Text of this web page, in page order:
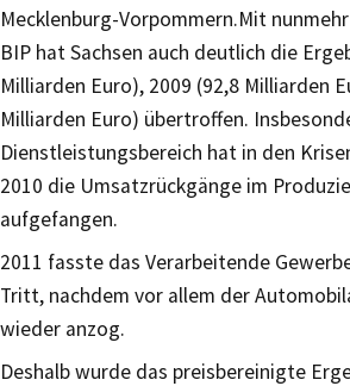
Mecklenburg-Vorpommern.Mit
BIP hat Sachsen auch deutlich die
Milliarden Euro), 2009 (92,8 Milliarden
Milliarden Euro) übertroffen.
Dienstleistungsbereich hat in den
2010 die Umsatzrückgänge im
aufgefangen.
2011 fasste das Verarbeitende
Tritt, nachdem vor allem der
wieder anzog.
Deshalb wurde das preisbereinigte